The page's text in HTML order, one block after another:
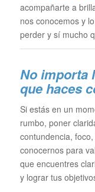
acompañarte a
nos conocemos y
perder y sí mucho
No importa
que haces
Si estás en un
rumbo, poner
contundencia,
conocernos para
que encuentres
y lograr tus